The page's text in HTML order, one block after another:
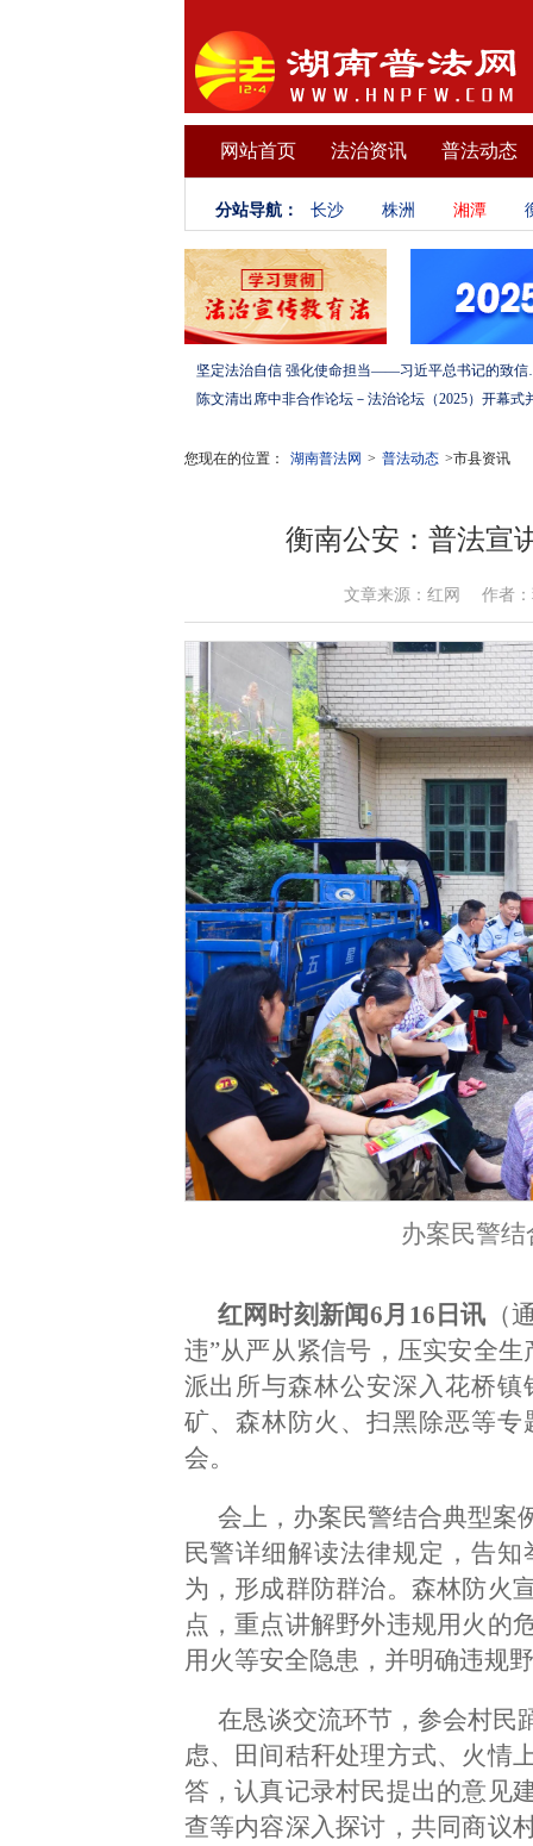
网站首页 法治资讯 普法动态
分站导航： 长沙 株洲 湘潭
坚定法治自信 强化使
您现在的位置： 湖南普法网 > 普法动态 >市县资讯
衡南公安：普法宣
文章来源：红网 作者：
办案民警
红网时刻新闻6月16日讯 （
违”从严从紧信号，压实安全
派出所与森林公安深入花桥
矿、森林防火、扫黑除恶等
会。
会上，办案民警结合典型案
民警详细解读法律规定，告
为，形成群防群治。森林防火
点，重点讲解野外违规用火的
用火等安全隐患，并明确违规
在恳谈交流环节，参会村民
虑、田间秸秆处理方式、火情
答，认真记录村民提出的意见
查等内容深入探讨，共同商议